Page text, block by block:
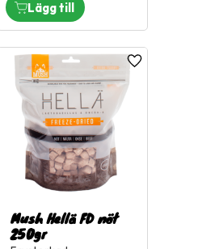
i favoriter
Mush Hellä FD nöt
250gr
Lägg till i